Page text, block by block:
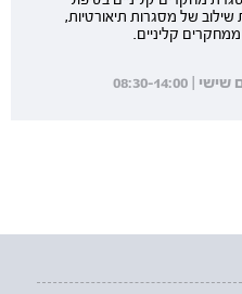
של מסגרות תיאורטיות,
ממחקרים קליניים.